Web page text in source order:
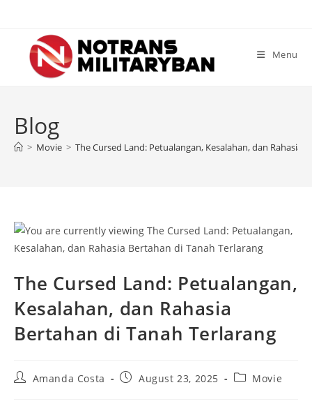
content
Menu
Blog
> Movie > The Cursed Land: Petualangan, Kesalahan, dan Rahasia
The Cursed Land: Petualangan,
Kesalahan, dan Rahasia
Bertahan di Tanah Terlarang
PostAmanda Costa
PostAugust 23, 2025
PostMovie